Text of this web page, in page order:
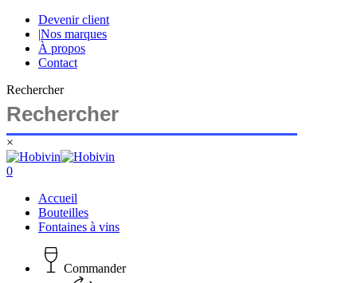
Skip
main
content
Devenir client
|Nos marques
À propos
Contact
Rechercher
×
Close
Search
search
account
0
Accueil
Bouteilles
Fontaines à vins
Commander